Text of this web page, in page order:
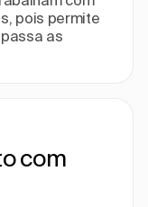
pois permite
as
com